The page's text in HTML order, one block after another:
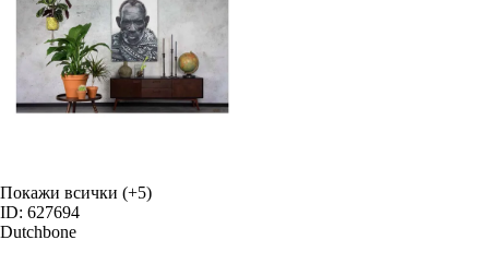
Покажи всички (+5)
ID: 627694
Dutchbone